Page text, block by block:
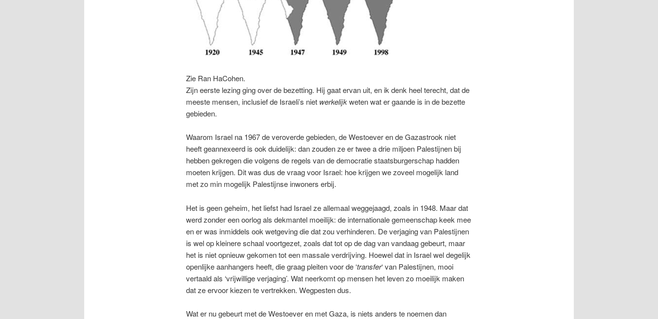
Zie Ran HaCohen.
Zijn eerste lezing ging over de bezetting. Hij gaat ervan uit, en ik denk heel terecht, dat de
meeste mensen, inclusief de Israeli’s niet werkelijkweten wat er gaande is in de bezette
gebieden.
Waarom Israel na 1967 de veroverde gebieden, de Westoever en de Gazastrook niet
heeft geannexeerd is ook duidelijk: dan zouden ze er twee a drie miljoen Palestijnen bij
hebben gekregen die volgens de regels van de democratie staatsburgerschap hadden
moeten krijgen. Dit was dus de vraag voor Israel: hoe krijgen we zoveel mogelijk land
met zo min mogelijk Palestijnse inwoners erbij.
Het is geen geheim, het liefst had Israel ze allemaal weggejaagd, zoals in 1948. Maar dat
werd zonder een oorlog als dekmantel moeilijk: de internationale gemeenschap keek mee
en er was inmiddels ook wetgeving die dat zou verhinderen. De verjaging van Palestijnen
is wel op kleinere schaal voortgezet, zoals dat tot op de dag van vandaag gebeurt, maar
het is niet opnieuw gekomen tot een massale verdrijving. Hoewel dat in Israel wel degelijk
openlijke aanhangers heeft, die graag pleiten voor de ‘transfer‘ van Palestijnen, mooi
vertaald als ‘vrijwillige verjaging’. Wat neerkomt op mensen het leven zo moeilijk maken
dat ze ervoor kiezen te vertrekken. Wegpesten dus.
Wat er nu gebeurt met de Westoever en met Gaza, is niets anders te noemen dan